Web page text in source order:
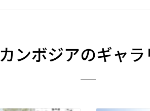
カンボジアのギャラ